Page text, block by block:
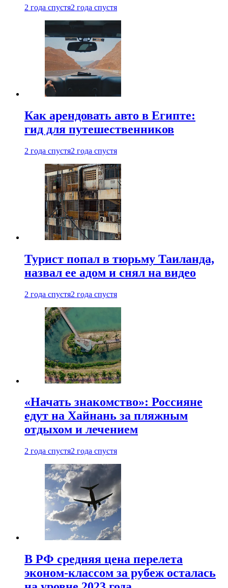
2 года спустя2 года спустя
Как арендовать авто в Египте:
гид для путешественников
2 года спустя2 года спустя
Турист попал в тюрьму Таиланда,
назвал ее адом и снял на видео
2 года спустя2 года спустя
«Начать знакомство»: Россияне
едут на Хайнань за пляжным
отдыхом и лечением
2 года спустя2 года спустя
В РФ средняя цена перелета
эконом-классом за рубеж осталась